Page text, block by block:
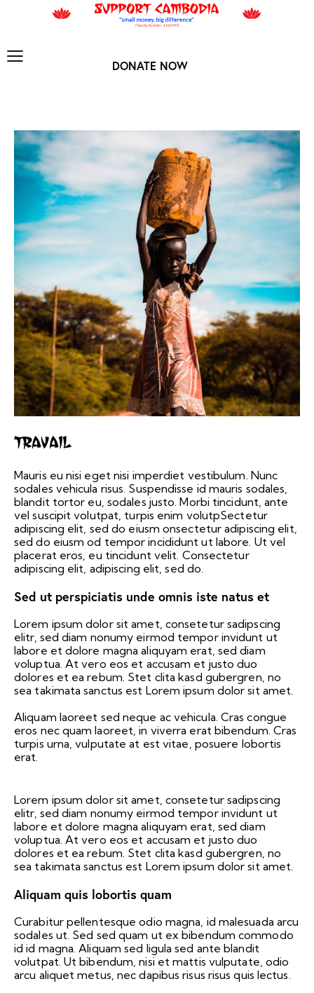
DONATE NOW
Travail
Mauris eu nisi eget nisi imperdiet vestibulum. Nunc
sodales vehicula risus. Suspendisse id mauris sodales,
blandit tortor eu, sodales justo. Morbi tincidunt, ante
vel suscipit volutpat, turpis enim volutpSectetur
adipiscing elit, sed do eiusm onsectetur adipiscing elit,
sed do eiusm od tempor incididunt ut labore. Ut vel
placerat eros, eu tincidunt velit. Consectetur
adipiscing elit, adipiscing elit, sed do.
Sed ut perspiciatis unde omnis iste natus et
Lorem ipsum dolor sit amet, consetetur sadipscing
elitr, sed diam nonumy eirmod tempor invidunt ut
labore et dolore magna aliquyam erat, sed diam
voluptua. At vero eos et accusam et justo duo
dolores et ea rebum. Stet clita kasd gubergren, no
sea takimata sanctus est Lorem ipsum dolor sit amet.
Aliquam laoreet sed neque ac vehicula. Cras congue
eros nec quam laoreet, in viverra erat bibendum. Cras
turpis urna, vulputate at est vitae, posuere lobortis
erat.
Lorem ipsum dolor sit amet, consetetur sadipscing
elitr, sed diam nonumy eirmod tempor invidunt ut
labore et dolore magna aliquyam erat, sed diam
voluptua. At vero eos et accusam et justo duo
dolores et ea rebum. Stet clita kasd gubergren, no
sea takimata sanctus est Lorem ipsum dolor sit amet.
Aliquam quis lobortis quam
Curabitur pellentesque odio magna, id malesuada arcu
sodales ut. Sed sed quam ut ex bibendum commodo
id id magna. Aliquam sed ligula sed ante blandit
volutpat. Ut bibendum, nisi et mattis vulputate, odio
arcu aliquet metus, nec dapibus risus risus quis lectus.